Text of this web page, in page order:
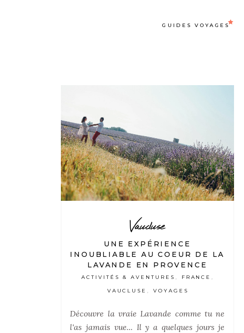
GUIDES VOYAGES
Vaucluse
UNE EXPÉRIENCE
INOUBLIABLE AU COEUR DE LA
LAVANDE EN PROVENCE
ACTIVITÉS & AVENTURES FRANCE
VAUCLUSE VOYAGES
Découvre la vraie Lavande comme tu ne
l'as jamais vue... Il y a quelques jours je